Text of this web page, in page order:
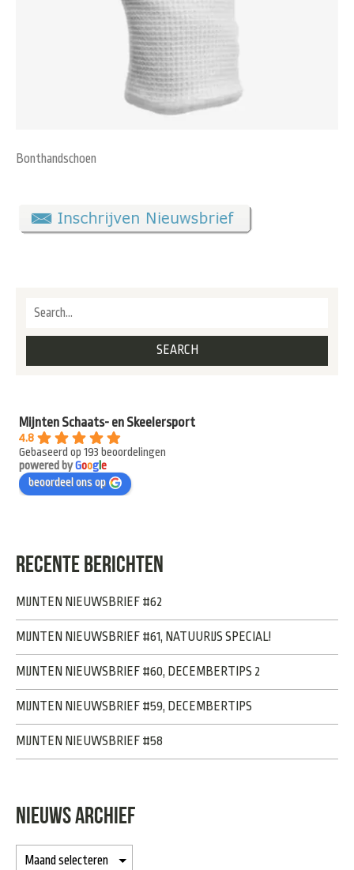
Bonthandschoen
Mijnten Schaats- en Skeelersport
4.8
Gebaseerd op 193 beoordelingen
powered byGooge
beoordeel ons op
RECENTE BERICHTEN
MIJNTEN NIEUWSBRIEF #62
MIJNTEN NIEUWSBRIEF #61, NATUURIJS SPECIAL!
MIJNTEN NIEUWSBRIEF #60, DECEMBERTIPS 2
MIJNTEN NIEUWSBRIEF #59, DECEMBERTIPS
MIJNTEN NIEUWSBRIEF #58
NIEUWS ARCHIEF